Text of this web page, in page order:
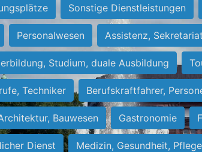
Sonstige Dienstleistungen
Personalwesen Assistenz, Sekretariat
Studium, duale Ausbildung
Techniker Berufskraftfahrer,
Bauwesen Gastronomie
Dienst Medizin, Gesundheit, Pflege